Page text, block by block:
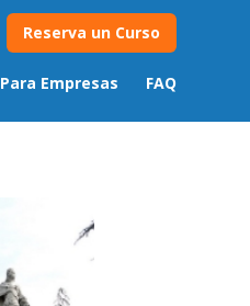
Para Empresas FAQ
Reserva un Curso